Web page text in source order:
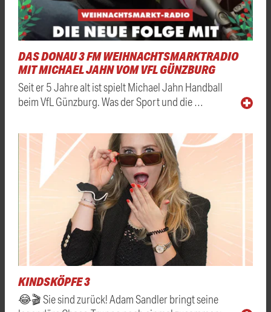
DAS DONAU 3 FM WEIHNACHTSMARKTRADIO
MIT MICHAEL JAHN VOM VFL GÜNZBURG
Seit er 5 Jahre alt ist spielt Michael Jahn Handball
beim VfL Günzburg. Was der Sport und die …
KINDSKÖPFE 3
😂🎬 Sie sind zurück! Adam Sandler bringt seine